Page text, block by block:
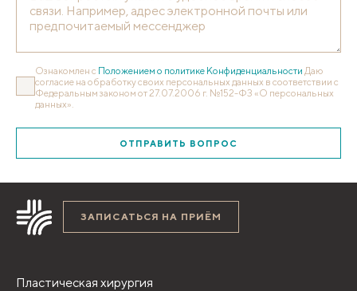
Ознакомлен с Положением о политике Конфиденциальности Даю
согласие на обработку своих персональных данных в соответствии с
Федеральным законом от 27.07.2006 г. №152-ФЗ «О персональных
данных».
ОТПРАВИТЬ ВОПРОС
ЗАПИСАТЬСЯ НА ПРИЁМ
Пластическая хирургия